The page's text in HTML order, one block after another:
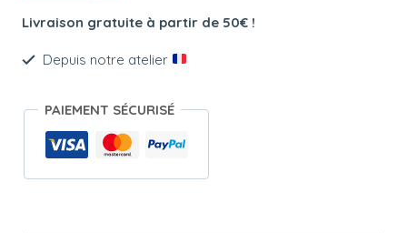
Livraison gratuite à partir de 50€ !
Depuis notre atelier
PAIEMENT SÉCURISÉ